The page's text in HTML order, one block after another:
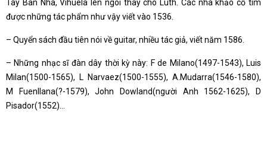
Tây Ban Nha, Vihuela lên ngôi thay cho Luth. Các nhà khảo cổ tìm
được những tác phẩm như vậy viết vào 1536.
– Quyển sách đầu tiên nói về guitar, nhiều tác giả, viết năm 1586.
– Những nhạc sĩ đàn dây thời kỳ này: F de Milano(1497-1543), Luis
Milan(1500-1565), L Narvaez(1500-1555), A.Mudarra(1546-1580),
M Fuenllana(?-1579), John Dowland(người Anh 1562-1625), D
Pisador(1552)…